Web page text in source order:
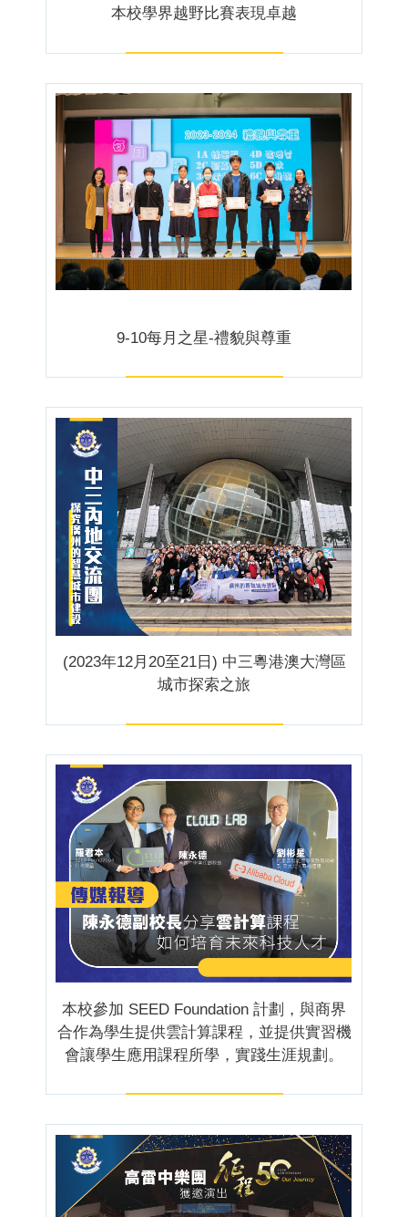
本校學界越野比賽表現卓越
9-10每月之星-禮貌與尊重
(2023年12月20至21日) 中三粵港澳大灣區
城市探索之旅
本校參加 SEED Foundation 計劃，與商界
合作為學生提供雲計算課程，並提供實習機
會讓學生應用課程所學，實踐生涯規劃。